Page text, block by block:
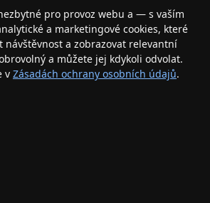
s Apple produkty, příslušenstvím a
bezpečně a s jistotou.
pro provoz webu a — s vaším
a marketingové cookies, které
a zobrazovat relevantní
a můžete jej kdykoli odvolat.
v Zásadách ochrany osobních údajů.